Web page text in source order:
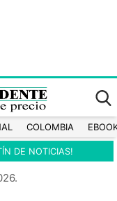
COLOMBIA
DE NOTICIAS!